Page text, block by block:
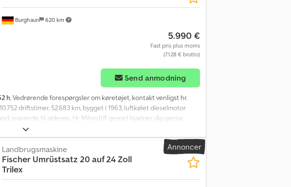
Burghaun 620 km
5.990 €
Fast pris plus moms
(7.128 € brutto)
Send anmodning
h, Vedrørende forespørgsler om køretøjet, kontakt venligst hr.
driftstimer, 52.683 km, bygget i 1963, luftkølet dieselmotor
svarende til alderen. Hr. Mihm (tlf. gerne) hjælper dig gerne.
N Iispfx Abpjf ... Med forbehold for fejl, ændringer og
Ebert for at få yderligere information.
Annoncer
Landbrugsmaskine
Fischer Umrüstsatz 20 auf 24 Zoll
Trilex